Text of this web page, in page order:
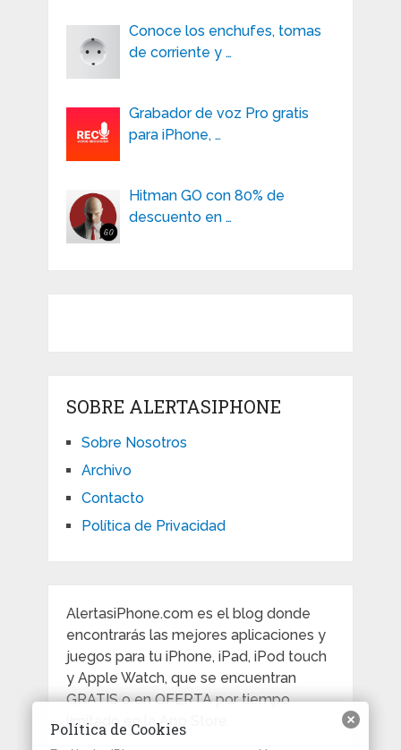
Conoce los enchufes, tomas
de corriente y …
Grabador de voz Pro gratis
para iPhone, …
Hitman GO con 80% de
descuento en …
SOBRE ALERTASIPHONE
Sobre Nosotros
Archivo
Contacto
Política de Privacidad
AlertasiPhone.com es el blog donde
encontrarás las mejores aplicaciones y
juegos para tu iPhone, iPad, iPod touch
y Apple Watch, que se encuentran
GRATIS o en OFERTA por tiempo
limitado en la App Store.
Política de Cookies